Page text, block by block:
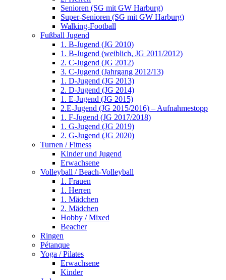
Senioren (SG mit GW Harburg)
Super-Senioren (SG mit GW Harburg)
Walking-Football
Fußball Jugend
1. B-Jugend (JG 2010)
1. B-Jugend (weiblich, JG 2011/2012)
2. C-Jugend (JG 2012)
3. C-Jugend (Jahrgang 2012/13)
1. D-Jugend (JG 2013)
2. D-Jugend (JG 2014)
1. E-Jugend (JG 2015)
2.E-Jugend (JG 2015/2016) – Aufnahmestopp
1. F-Jugend (JG 2017/2018)
1. G-Jugend (JG 2019)
2. G-Jugend (JG 2020)
Turnen / Fitness
Kinder und Jugend
Erwachsene
Volleyball / Beach-Volleyball
1. Frauen
1. Herren
1. Mädchen
2. Mädchen
Hobby / Mixed
Beacher
Ringen
Pétanque
Yoga / Pilates
Erwachsene
Kinder